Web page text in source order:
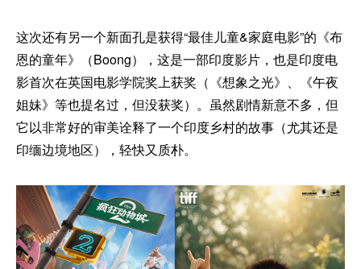
这次还有另一个新面孔是获得“最佳儿童&家庭电影”的《布
恩的童年》（Boong），这是一部印度影片，也是印度电
影首次在英国电影学院奖上获奖（《想象之光》、《午夜
姐妹》等也提名过，但没获奖）。虽然剧情新意不多，但
它以非常好的审美诠释了一个印度乡村的故事（尤其还是
印缅边境地区），轻快又质朴。